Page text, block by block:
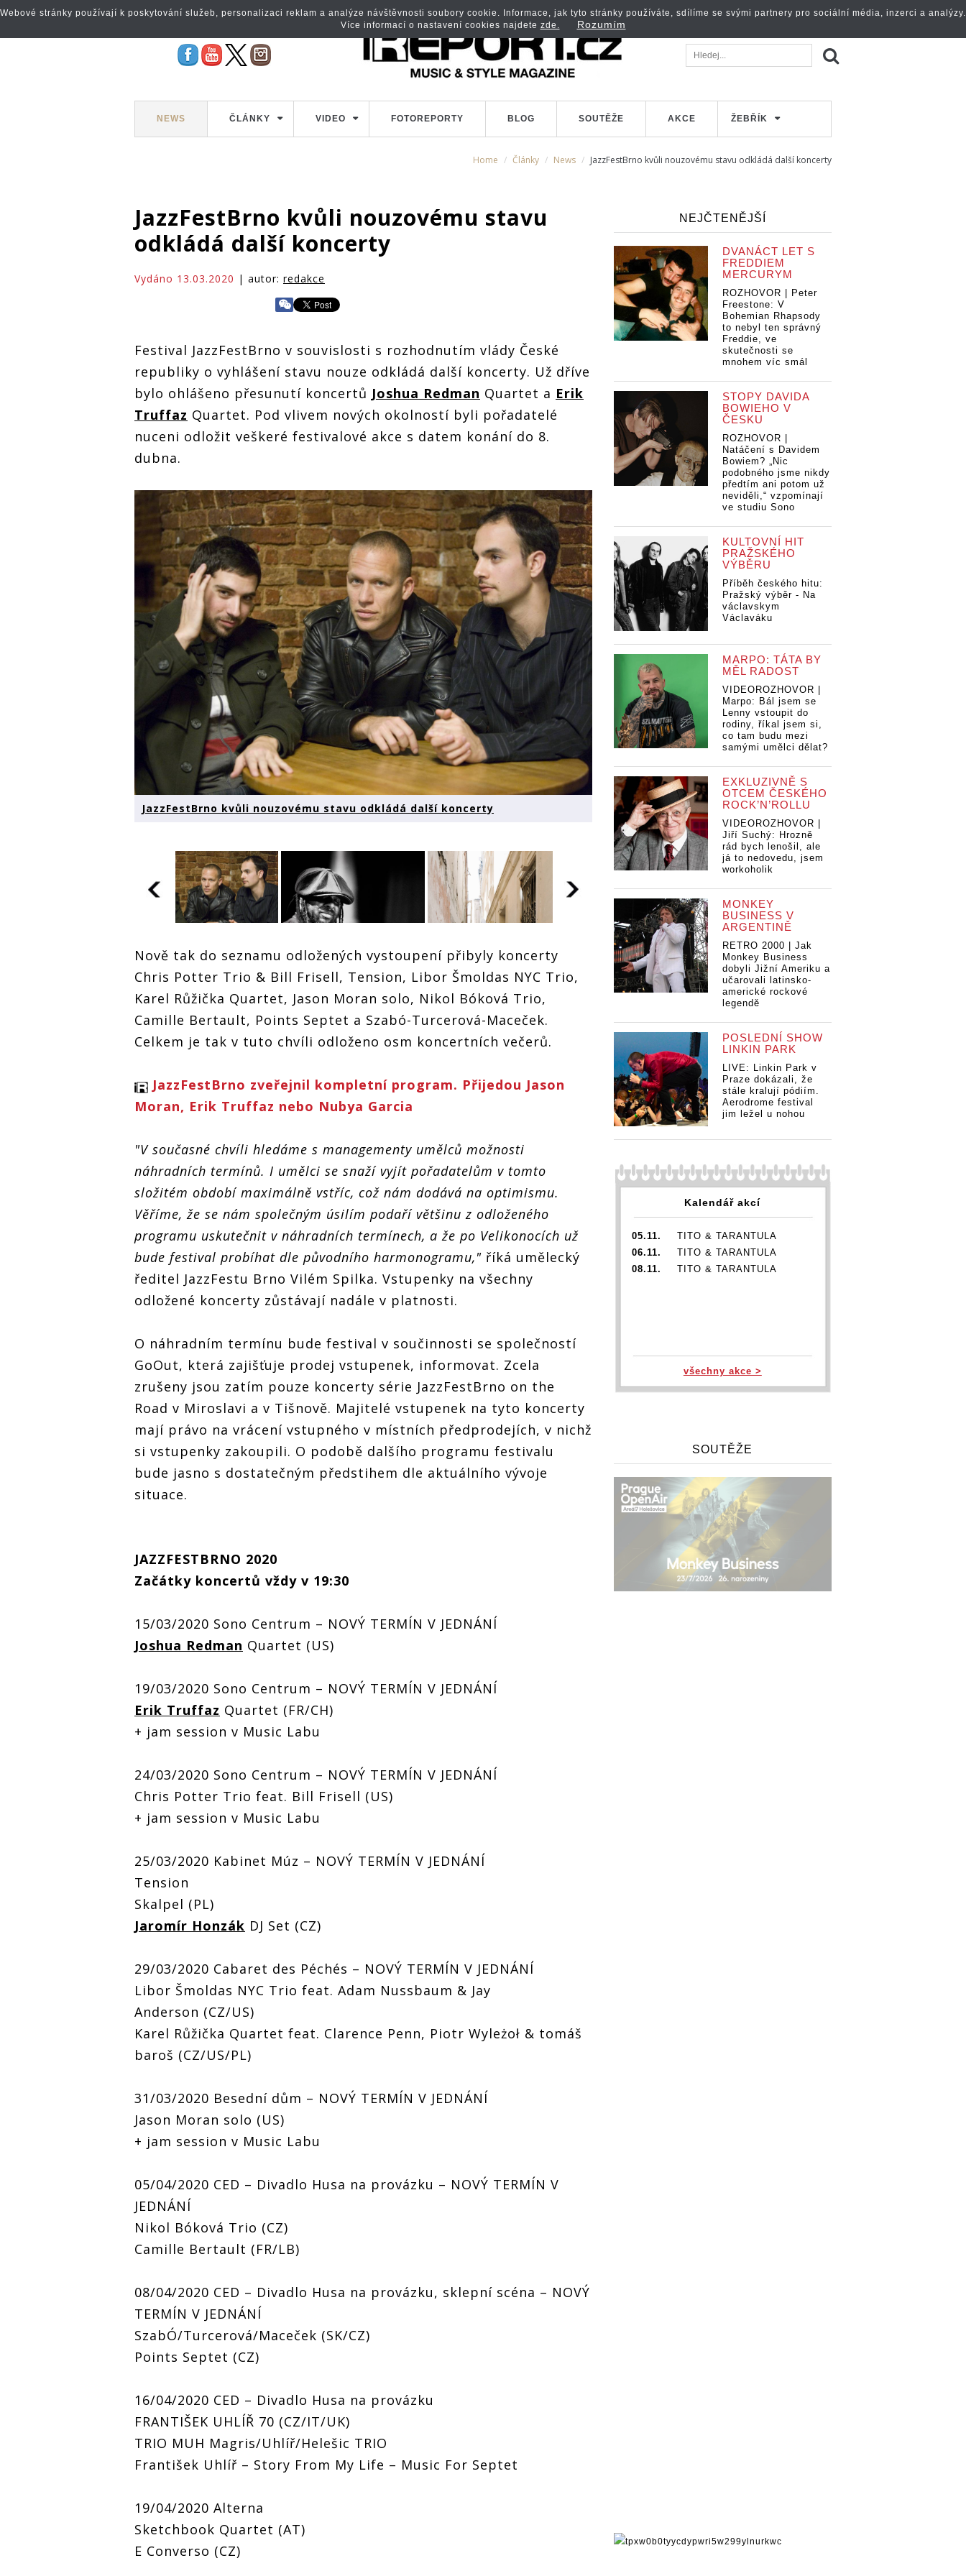
NEWS ČLÁNKY VIDEO FOTOREPORTY BLOG SOUTĚŽE AKCE ŽEBŘÍK
Home Články News JazzFestBrno kvůli nouzovému stavu odkládá další koncerty
JazzFestBrno kvůli nouzovému stavu
odkládá další koncerty
Vydáno 13.03.2020 | autor: redakce
Festival JazzFestBrno v souvislosti s rozhodnutím vlády České
republiky o vyhlášení stavu nouze odkládá další koncerty. Už dříve
bylo ohlášeno přesunutí koncertů Joshua Redman Quartet a Erik
Truffaz Quartet. Pod vlivem nových okolností byli pořadatelé
nuceni odložit veškeré festivalové akce s datem konání do 8.
dubna.
JazzFestBrno kvůli nouzovému stavu odkládá další koncerty
JazzFestBrno kvůli
nouzovému stavu
JazzFestBrno kvůli
nouzovému stavu
odkládá další koncerty
JazzFestBrno kvůli
nouzovému stavu
JazzFestBrno kvůli
nouzovému stavu
odkládá další koncerty
JazzFestBrno kvůli
nouzovému stavu
odkládá další koncerty
Nově tak do seznamu odložených vystoupení přibyly koncerty
Chris Potter Trio & Bill Frisell, Tension, Libor Šmoldas NYC Trio,
Karel Růžička Quartet, Jason Moran solo, Nikol Bóková Trio,
Camille Bertault, Points Septet a Szabó-Turcerová-Maceček.
Celkem je tak v tuto chvíli odloženo osm koncertních večerů.
JazzFestBrno zveřejnil kompletní program. Přijedou Jason
Moran, Erik Truffaz nebo Nubya Garcia
"V současné chvíli hledáme s managementy umělců možnosti
náhradních termínů. I umělci se snaží vyjít pořadatelům v tomto
složitém období maximálně vstříc, což nám dodává na optimismu.
Věříme, že se nám společným úsilím podaří většinu z odloženého
programu uskutečnit v náhradních termínech, a že po Velikonocích už
bude festival probíhat dle původního harmonogramu," říká umělecký
ředitel JazzFestu Brno Vilém Spilka. Vstupenky na všechny
odložené koncerty zůstávají nadále v platnosti.
O náhradním termínu bude festival v součinnosti se společností
GoOut, která zajišťuje prodej vstupenek, informovat. Zcela
zrušeny jsou zatím pouze koncerty série JazzFestBrno on the
Road v Miroslavi a v Tišnově. Majitelé vstupenek na tyto koncerty
mají právo na vrácení vstupného v místních předprodejích, v nichž
si vstupenky zakoupili. O podobě dalšího programu festivalu
bude jasno s dostatečným předstihem dle aktuálního vývoje
situace.
JAZZFESTBRNO 2020
Začátky koncertů vždy v 19:30
15/03/2020 Sono Centrum – NOVÝ TERMÍN V JEDNÁNÍ
Joshua Redman Quartet (US)
19/03/2020 Sono Centrum – NOVÝ TERMÍN V JEDNÁNÍ
Erik Truffaz Quartet (FR/CH)
+ jam session v Music Labu
24/03/2020 Sono Centrum – NOVÝ TERMÍN V JEDNÁNÍ
Chris Potter Trio feat. Bill Frisell (US)
+ jam session v Music Labu
25/03/2020 Kabinet Múz – NOVÝ TERMÍN V JEDNÁNÍ
Tension
Skalpel (PL)
Jaromír Honzák DJ Set (CZ)
29/03/2020 Cabaret des Péchés – NOVÝ TERMÍN V JEDNÁNÍ
Libor Šmoldas NYC Trio feat. Adam Nussbaum & Jay
Anderson (CZ/US)
Karel Růžička Quartet feat. Clarence Penn, Piotr Wyleżoł & tomáš
baroš (CZ/US/PL)
31/03/2020 Besední dům – NOVÝ TERMÍN V JEDNÁNÍ
Jason Moran solo (US)
+ jam session v Music Labu
05/04/2020 CED – Divadlo Husa na provázku – NOVÝ TERMÍN V
JEDNÁNÍ
Nikol Bóková Trio (CZ)
Camille Bertault (FR/LB)
08/04/2020 CED – Divadlo Husa na provázku, sklepní scéna – NOVÝ
TERMÍN V JEDNÁNÍ
SzabÓ/Turcerová/Maceček (SK/CZ)
Points Septet (CZ)
16/04/2020 CED – Divadlo Husa na provázku
FRANTIŠEK UHLÍŘ 70 (CZ/IT/UK)
TRIO MUH Magris/Uhlíř/Helešic TRIO
František Uhlíř – Story From My Life – Music For Septet
19/04/2020 Alterna
Sketchbook Quartet (AT)
E Converso (CZ)
NEJČTENĚJŠÍ
DVANÁCT LET S
FREDDIEM
MERCURYM
ROZHOVOR | Peter
Freestone: V
Bohemian Rhapsody
to nebyl ten správný
Freddie, ve
skutečnosti se
mnohem víc smál
STOPY DAVIDA
BOWIEHO V
ČESKU
ROZHOVOR |
Natáčení s Davidem
Bowiem? „Nic
podobného jsme nikdy
předtím ani potom už
neviděli,“ vzpomínají
ve studiu Sono
KULTOVNÍ HIT
PRAŽSKÉHO
VÝBĚRU
Příběh českého hitu:
Pražský výběr - Na
václavskym
Václaváku
MARPO: TÁTA BY
MĚL RADOST
VIDEOROZHOVOR |
Marpo: Bál jsem se
Lenny vstoupit do
rodiny, říkal jsem si,
co tam budu mezi
samými umělci dělat?
EXKLUZIVNĚ S
OTCEM ČESKÉHO
ROCK’N’ROLLU
VIDEOROZHOVOR |
Jiří Suchý: Hrozně
rád bych lenošil, ale
já to nedovedu, jsem
workoholik
MONKEY
BUSINESS V
ARGENTINĚ
RETRO 2000 | Jak
Monkey Business
dobyli Jižní Ameriku a
učarovali latinsko-
americké rockové
legendě
POSLEDNÍ SHOW
LINKIN PARK
LIVE: Linkin Park v
Praze dokázali, že
stále kralují pódiím.
Aerodrome festival
jim ležel u nohou
Kalendář akcí
05.11.
TITO & TARANTULA
06.11.
TITO & TARANTULA
08.11.
TITO & TARANTULA
všechny akce >
SOUTĚŽE
Webové stránky používají k poskytování služeb, personalizaci reklam a analýze návštěvnosti soubory cookie. Informace, jak tyto stránky používáte, sdílíme se svými partnery pro sociální média, inzerci a analýzy.
Více informací o nastavení cookies najdete zde. Rozumím